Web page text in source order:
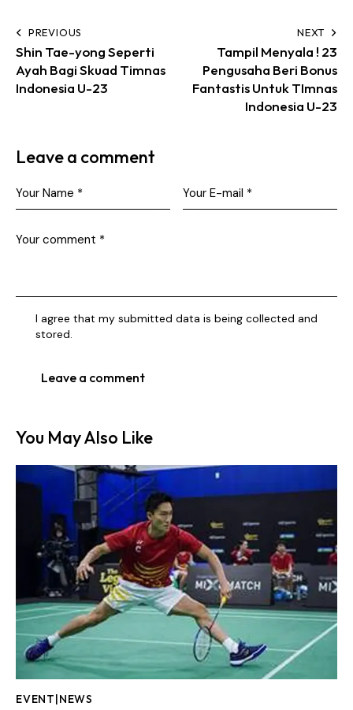
PREVIOUS
Shin Tae-yong Seperti
Ayah Bagi Skuad Timnas
Indonesia U-23
NEXT
Tampil Menyala ! 23
Pengusaha Beri Bonus
Fantastis Untuk TImnas
Indonesia U-23
Leave a comment
I agree that my submitted data is being collected and
stored.
You May Also Like
EVENT|NEWS